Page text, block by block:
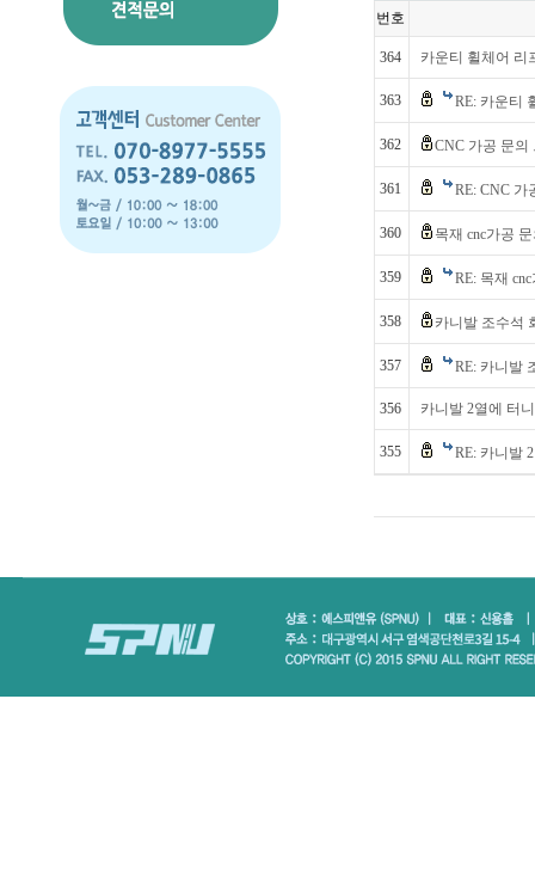
번호
364 카운티 휠체어 리
363 RE: 카운티
362 CNC 가공 문의
361 RE: CNC 가
360 목재 cnc가공
359 RE: 목재
358 카니발 조수석
357 RE: 카니발
356 카니발 2열에 터
355 RE: 카니발